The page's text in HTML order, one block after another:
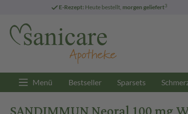
E-Rezept: Heute bestellt, morgen geliefert3
Menü Bestseller Sparsets